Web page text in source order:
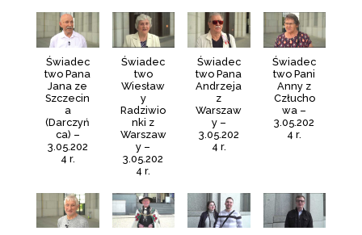
Świadec
two Pana
Jana ze
Szczecin
a
(Darczyń
ca) –
3.05.202
4 r.
Świadec
two
Wiesław
y
Radziwio
nki z
Warszaw
y –
3.05.202
4 r.
Świadec
two Pana
Andrzeja
z
Warszaw
y –
3.05.202
4 r.
Świadec
two Pani
Anny z
Człucho
wa –
3.05.202
4 r.